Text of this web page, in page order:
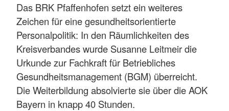
Das BRK Pfaffenhofen setzt ein weiteres
Zeichen für eine gesundheitsorientierte
Personalpolitik: In den Räumlichkeiten des
Kreisverbandes wurde Susanne Leitmeir die
Urkunde zur Fachkraft für Betriebliches
Gesundheitsmanagement (BGM) überreicht.
Die Weiterbildung absolvierte sie über die AOK
Bayern in knapp 40 Stunden.